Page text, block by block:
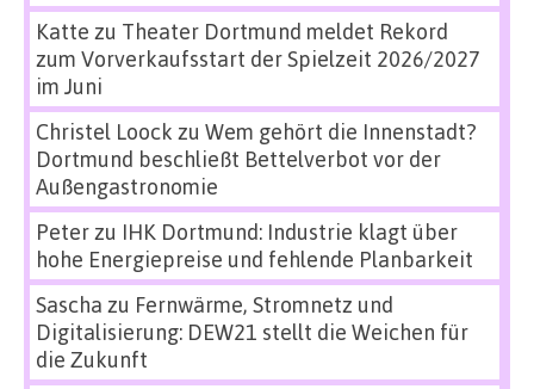
Katte zu Theater Dortmund meldet Rekord
zum Vorverkaufsstart der Spielzeit 2026/2027
im Juni
Christel Loock zu Wem gehört die Innenstadt?
Dortmund beschließt Bettelverbot vor der
Außengastronomie
Peterzu IHK Dortmund: Industrie klagt über
hohe Energiepreise und fehlende Planbarkeit
Sascha zu Fernwärme, Stromnetz und
Digitalisierung: DEW21 stellt die Weichen für
die Zukunft